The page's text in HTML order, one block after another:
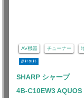
AV機器 チューナー
送料無料
SHARP シャープ
4B-C10EW3